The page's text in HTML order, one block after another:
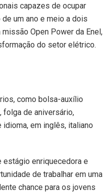
capazes de ocupar
um ano e meio a dois
Open Power da Enel,
do setor elétrico.
como bolsa-auxílio
folga de aniversário,
em inglês, italiano
enriquecedora e
de trabalhar em uma
chance para os jovens